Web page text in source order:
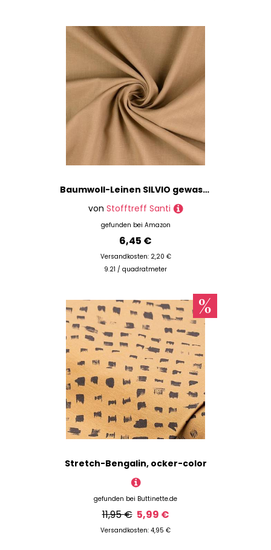
Steppstoffe
Strickstoffe
Sweat- & Nickistoffe
Sweat- & T-Shirt-Stoffe
Web- & Walkstoffe
Bettwäsche
Filz & Bastelstoffe
Möbel- & Gartenstoffe
Nähzubehör
Quilt- & Patchworkstoffe
Schnittmuster
Tischwäsche & Haushaltszubehör
Baumwoll-Leinen SILVIO gewaschen 75% Leinen Öko-Tex Standard 100 Klasse 1 Qualität 50cm - Breite ca. 140cm Hosenstoff Bekleidungsstoff Meterware (Braunbeige)
von Stofftreff Santi
gefunden bei Amazon
6,45 €
Versandkosten: 2,20 €
9.21 / quadratmeter
Stretch-Bengalin, ocker-color
gefunden bei Buttinette.de
11,95 € 5,99 €
Versandkosten: 4,95 €